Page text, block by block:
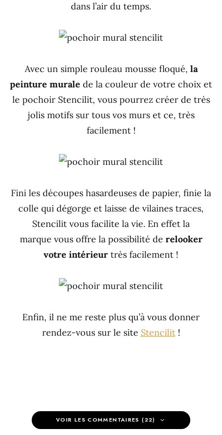
dans l’air du temps.
Avec un simple rouleau mousse floqué, la
peinture murale de la couleur de votre choix et
le pochoir Stencilit, vous pourrez créer de très
jolis motifs sur tous vos murs et ce, très
facilement !
Fini les découpes hasardeuses de papier, finie la
colle qui dégorge et laisse de vilaines traces,
Stencilit vous facilite la vie. En effet la
marque vous offre la possibilité de relooker
votre intérieur très facilement !
Enfin, il ne me reste plus qu’à vous donner
rendez-vous sur le site Stencilit!
VOIR LES COMMENTAIRES (22)